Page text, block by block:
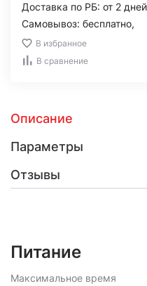
Доставка по РБ: от 2 дней
Самовывоз: бесплатно,
В избранное
В сравнение
Описание
Параметры
Отзывы
Питание
Максимальное время